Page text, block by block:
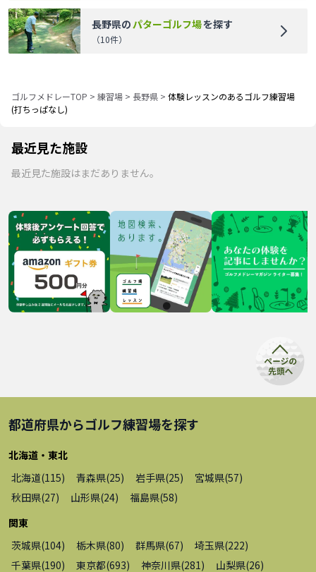
長野県のパターゴルフ場を探す
（10件）
ゴルフメドレーTOP > 練習場 > 長野県 > 体験レッスンのあるゴルフ練習場
(打ちっぱなし)
最近見た施設
最近見た施設はまだありません。
都道府県からゴルフ練習場を探す
北海道・東北
北海道(115) 青森県(25) 岩手県(25) 宮城県(57)
秋田県(27) 山形県(24) 福島県(58)
関東
茨城県(104) 栃木県(80) 群馬県(67) 埼玉県(222)
千葉県(190) 東京都(693) 神奈川県(281 ) 山梨県(26)